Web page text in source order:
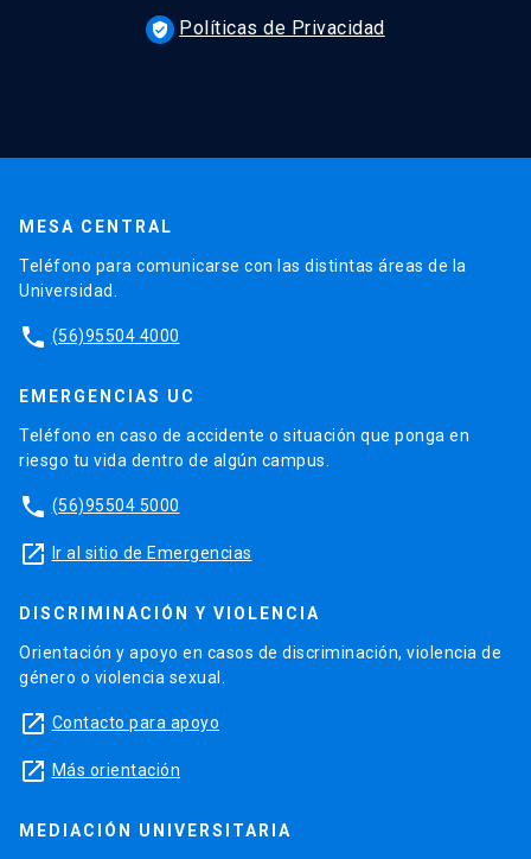
verified_user Políticas de Privacidad
MESA CENTRAL
Teléfono para comunicarse con las distintas áreas de la
Universidad.
phone (56)95504 4000
EMERGENCIAS UC
Teléfono en caso de accidente o situación que ponga en
riesgo tu vida dentro de algún campus.
phone (56)95504 5000
launch Ir al sitio de Emergencias
DISCRIMINACIÓN Y VIOLENCIA
Orientación y apoyo en casos de discriminación, violencia de
género o violencia sexual.
launch Contacto para apoyo
launch Más orientación
MEDIACIÓN UNIVERSITARIA